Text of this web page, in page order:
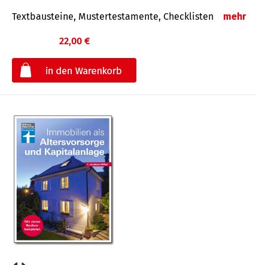
Textbausteine, Mustertestamente, Checklisten mehr
22,00 €